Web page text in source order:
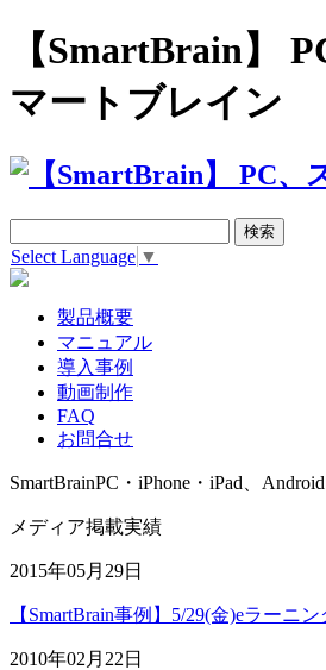
【SmartBrain】
マートブレイン
Select Language ▼
製品概要
マニュアル
導入事例
動画制作
FAQ
お問合せ
SmartBrainPC・iPhone・iPad、
メディア掲載実績
2015年05月29日
【SmartBrain事例】5/29(金)eラーニ
2010年02月22日